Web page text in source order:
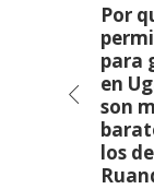
Por
para
en
son
los de